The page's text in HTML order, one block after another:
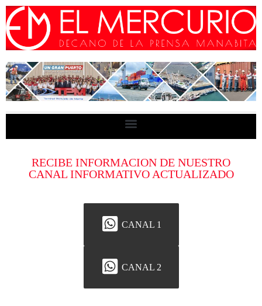
RECIBE INFORMACION DE NUESTRO
CANAL INFORMATIVO ACTUALIZADO
CANAL 1
CANAL 2